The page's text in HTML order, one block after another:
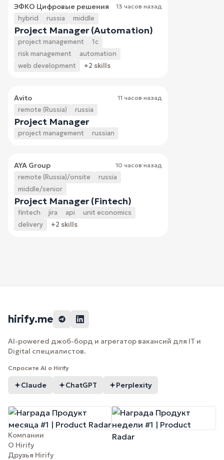
ЭФКО Цифровые решения 13 часов назад
hybrid russia middle
Project Manager (Automation)
project management
1c
risk management
automation
web development
+2 skills
Avito 11 часов назад
remote (Russia) russia
Project Manager
project management russian
AYA Group 10 часов назад
remote (Russia)/onsite
russia
middle/senior
Project Manager (Fintech)
fintech jira api
unit economics
delivery
+2 skills
hirify.me
AI-powered джоб-борд и агрегатор вакансий для IT и
Digital специалистов.
Спросите AI о Hirify
Claude ChatGPT Perplexity
Компании
О Hirify
Друзья Hirify